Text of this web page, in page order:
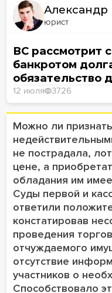
Александр
юрист
ВС рассмотрит
банкротом
обязательство
12 июля 3726
Можно ли
не пострадала,
цене, а
обладания им
Суды первой и
ответили
констатировав
проведения
отчуждаемого
отсутствие
участников о
Способствовало